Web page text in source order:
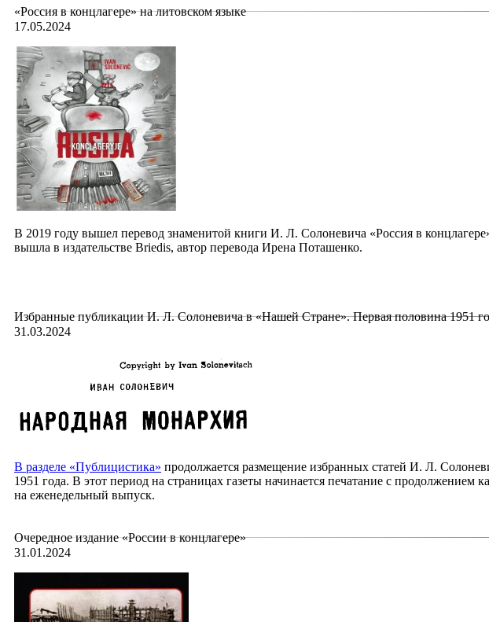
«Россия в концлагере» на литовском языке
17.05.2024
В 2019 году вышел перевод знаменитой книги И. Л. Солоневича «Россия в
вышла в издательстве Briedis, автор перевода Ирена Поташенко.
Избранные публикации И. Л. Солоневича в «Нашей Стране». Первая половина 1951
31.03.2024
В разделе «Публицистика» продолжается размещение избранных статей И. Л.
1951 года. В этот период на страницах газеты начинается печатание с
на еженедельный выпуск.
Очередное издание «России в концлагере»
31.01.2024